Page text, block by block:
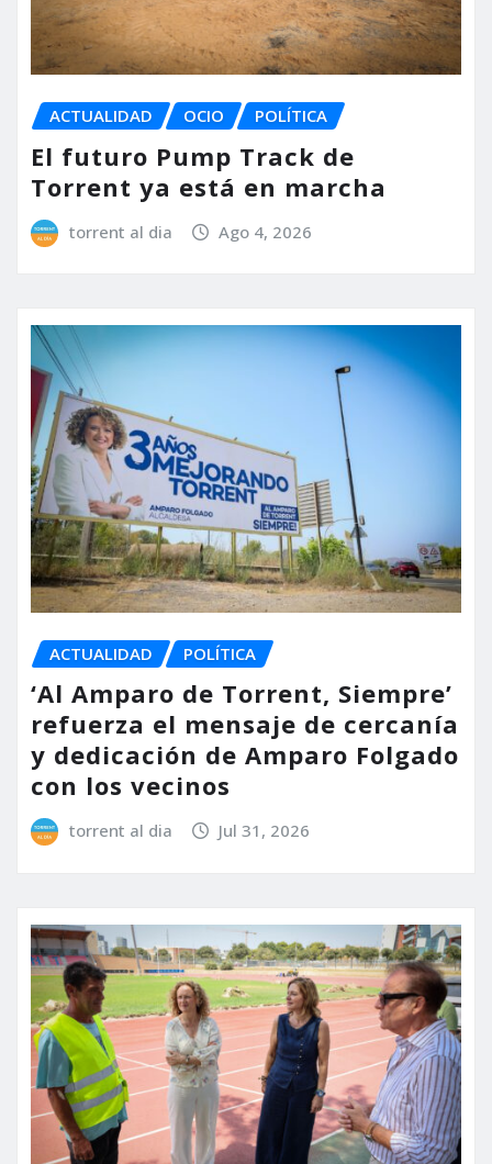
ACTUALIDAD OCIO POLÍTICA
El futuro Pump Track de
Torrent ya está en marcha
torrent al dia Ago 4, 2026
ACTUALIDAD POLÍTICA
‘Al Amparo de Torrent, Siempre’
refuerza el mensaje de cercanía
y dedicación de Amparo Folgado
con los vecinos
torrent al dia Jul 31, 2026